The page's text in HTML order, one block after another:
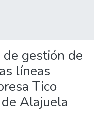
gestión de
líneas
Tico
Alajuela